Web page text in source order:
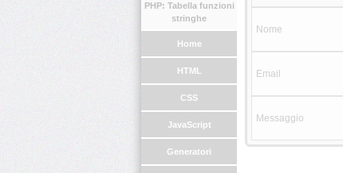
PHP: Tabella funzioni
stringhe
Home
HTML
CSS
JavaScript
Generatori
Nome
Email
Messaggio